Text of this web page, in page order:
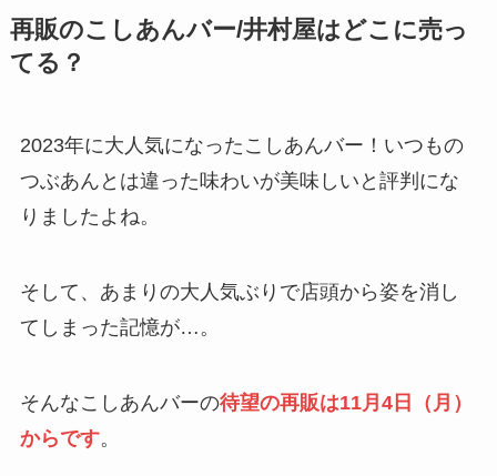
再販のこしあんバー/井村屋はどこに売っ
てる？
2023年に大人気になったこしあんバー！いつもの
つぶあんとは違った味わいが美味しいと評判にな
りましたよね。
そして、あまりの大人気ぶりで店頭から姿を消し
てしまった記憶が…。
そんなこしあんバーの待望の再販は11月4日（月）
からです。